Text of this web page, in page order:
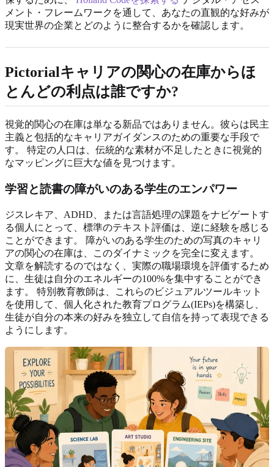
メント・フレームワークを通して、あなたの直観的な好みが
現実世界の企業とどのように整合するかを確認します。
Pictorialキャリアの関心の在庫からほ
とんどの利点は誰ですか?
視覚的関心の在庫は単なる新品ではありません。彼らは民主
主義と包括的なキャリアガイダンスのための重要な手段で
す。 特定の人口は、伝統的な素材が不足したときに視覚的
なマッピングに巨大な値を見つけます。
学習と読書の障がいのある学生のエンパワー
ジスレキア、ADHD、または言語処理の課題をナビゲートす
る個人にとって、標準のテキスト評価は、逆に経験を感じる
ことができます。 障がいのある学生のための写真のキャリ
アの関心の在庫は、このダイナミックを完全に変えます。
文章を解読するのではなく、実際の職場環境を評価するため
に、生徒は自分のエネルギーの100%を集中することができ
ます。 特別教育教師は、これらのビジュアルツールキット
を使用して、個人化された教育プログラム(IEPs)を構築し、
生徒が自分の本来の好みを独立して自信を持って表現できる
ようにします。